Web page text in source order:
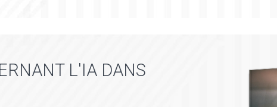
L'IA DANS